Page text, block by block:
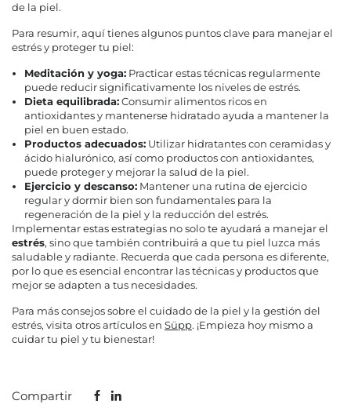
de la piel.
Para resumir, aquí tienes algunos puntos clave para manejar el
estrés y proteger tu piel:
Meditación y yoga:Practicar estas técnicas regularmente
puede reducir significativamente los niveles de estrés.
Dieta equilibrada:Consumir alimentos ricos en
antioxidantes y mantenerse hidratado ayuda a mantener la
piel en buen estado.
Productos adecuados:Utilizar hidratantes con ceramidas y
ácido hialurónico, así como productos con antioxidantes,
puede proteger y mejorar la salud de la piel.
Ejercicio y descanso:Mantener una rutina de ejercicio
regular y dormir bien son fundamentales para la
regeneración de la piel y la reducción del estrés.
Implementar estas estrategias no solo te ayudará a manejar el
estrés, sino que también contribuirá a que tu piel luzca más
saludable y radiante. Recuerda que cada persona es diferente,
por lo que es esencial encontrar las técnicas y productos que
mejor se adapten a tus necesidades.
Para más consejos sobre el cuidado de la piel y la gestión del
estrés, visita otros artículos en Süpp. ¡Empieza hoy mismo a
cuidar tu piel y tu bienestar!
Compartir